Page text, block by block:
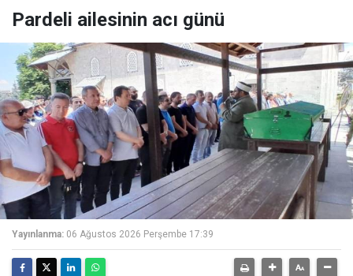
Pardeli ailesinin acı günü
Yayınlanma: 06 Ağustos 2026 Perşembe 17:39